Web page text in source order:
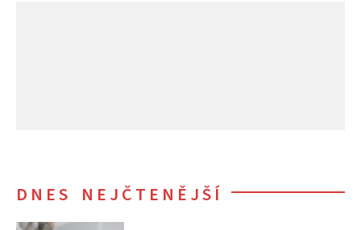
DNES NEJČTENĚJŠÍ